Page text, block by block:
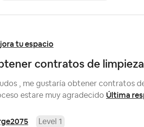
tu espacio
contratos de limpieza
, me gustaría obtener contratos
estare muy agradecido Última
Level 1